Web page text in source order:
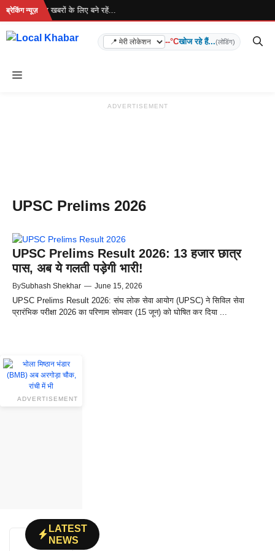
Skip
content
ब्रेकिंग न्यूज़
रहा है... ताज़ा खबरों के लिए बने रहें...
--°Cखोज रहे हैं...(लोडिंग)
Menu
ADVERTISEMENT
UPSC Prelims 2026
UPSC Prelims Result 2026: 13 हजार छात्र
पास, अब ये गलती पड़ेगी भारी!
BySubhash Shekhar — June 15, 2026
UPSC Prelims Result 2026: संघ लोक सेवा आयोग (UPSC) ने सिविल सेवा
प्रारंभिक परीक्षा 2026 का परिणाम सोमवार (15 जून) को घोषित कर दिया ...
ADVERTISEMENT
LATEST
NEWS